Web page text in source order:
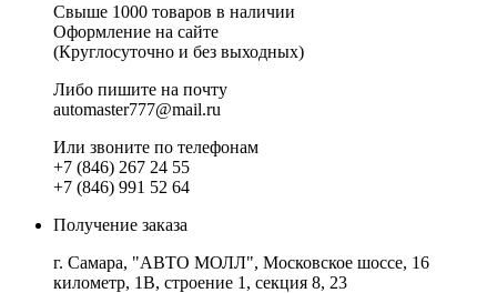
Свыше 1000 товаров в наличии
Оформление на сайте
(Круглосуточно и без выходных)
Либо пишите на почту
automaster777@mail.ru
Или звоните по телефонам
+7 (846) 267 24 55
+7 (846) 991 52 64
Получение заказа
г. Самара, "АВТО МОЛЛ", Московское шоссе, 16
километр, 1В, строение 1, секция 8, 23